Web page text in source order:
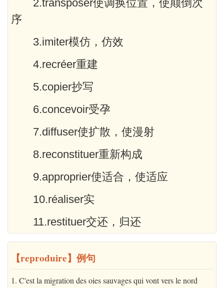
2.transposer使调换位置，使颠倒次
序
3.imiter模仿，仿效
4.recréer重建
5.copier抄写
6.concevoir受孕
7.diffuser使扩散，使漫射
8.reconstituer重新构成
9.approprier使适合，使适应
10.réaliser实
11.restituer交还，归还
【reproduire】例句
1. C'est la migration des oies sauvages qui vont vers le nord